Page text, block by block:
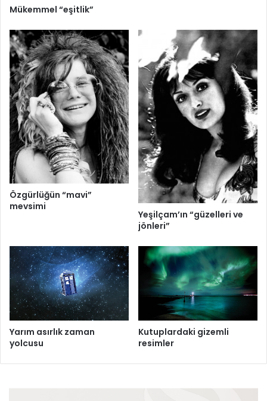
Mükemmel “eşitlik”
Özgürlüğün “mavi”
mevsimi
Yeşilçam’ın “güzelleri ve
jönleri”
Yarım asırlık zaman
yolcusu
Kutuplardaki gizemli
resimler